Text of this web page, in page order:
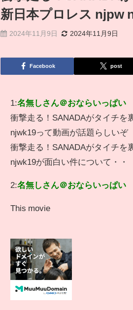
新日本プロレス njpw
2024年11月9日 2024年11月9日
Facebook post
1:名無しさん＠おならいっぱい
衝撃走る！SANADAがタイチを
njwk19って動画が話題らしいぞ
衝撃走る！SANADAがタイチを
njwk19が面白い件について・・
2:名無しさん＠おならいっぱい
This movie